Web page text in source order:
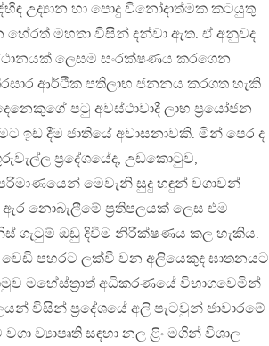
උද්‍යාන හා පොදු විනෝදාත්මක කටයුතු
හේරත් මහතා විසින් දන්වා ඇත. ඒ අනුවද
ලෙසම සංරක්ෂණය කරගෙන
ආර්ථික පතිලාභ ජනනය කරගත හැකි
පටු අවස්ථාවාදී ලාභ ප්‍රයෝජන
ඉඩ දීම ජාතියේ අවාසනාවකි. මින් පෙර ද
ප්‍රදේශයේද, උඩකොටුව,
මෙවැනි සුදු හඳුන් වගාවන්
නොබැලීමේ ප්‍රතිපලයක් ලෙස එම
ගැටුම් ඔඩු දිවීම නිරීක්ෂණය කල හැකිය.
පහරට ලක්වී වන අලියෙකුද ඝාතනයට
මහේස්ත්‍රාත් අධිකරණයේ විභාගවෙමින්
විසින් ප්‍රදේශයේ අලි පැටවුන් ජාවාරමේ
ව්‍යාපෘති සඳහා නල ළිං මගින් විශාල